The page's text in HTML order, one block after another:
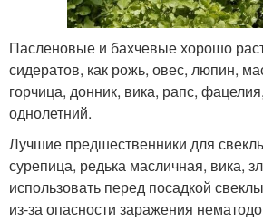
Пасленовые и бахчевые хорошо
сидератов, как рожь, овес, люпин,
горчица, донник, вика, рапс,
однолетний.
Лучшие предшественники для
сурепица, редька масличная, вика,
использовать перед посадкой
из-за опасности заражения